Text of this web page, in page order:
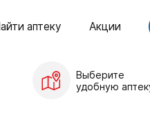
аптеку Акции
Выберите
удобную